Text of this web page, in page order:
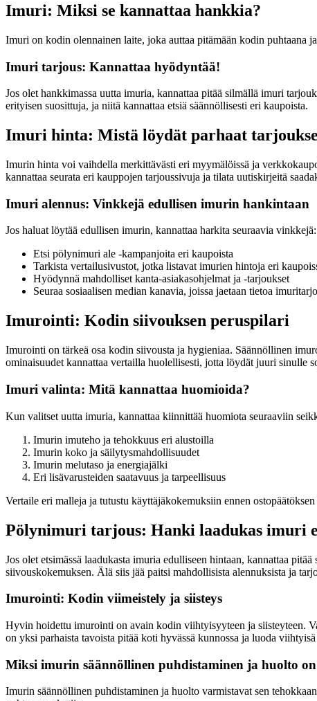
Imuri: Miksi se kannattaa hankkia?
Imuri on kodin olennainen laite, joka auttaa pitämään kodin puhtaana
Imuri tarjous: Kannattaa hyödyntää!
Jos olet hankkimassa uutta imuria, kannattaa pitää silmällä imuri
erityisen suosittuja, ja niitä kannattaa etsiä säännöllisesti eri kaupoista.
Imuri hinta: Mistä löydät parhaat
Imurin hinta voi vaihdella merkittävästi eri myymälöissä ja
kannattaa seurata eri kauppojen tarjoussivuja ja tilata uutiskirjeitä
Imuri alennus: Vinkkejä edullisen imurin hankintaan
Jos haluat löytää edullisen imurin, kannattaa harkita seuraavia vinkkejä:
Etsi pölynimuri ale -kampanjoita eri kaupoista
Tarkista vertailusivustot, jotka listavat imurien hintoja eri
Hyödynnä mahdolliset kanta-asiakasohjelmat ja -tarjoukset
Seuraa sosiaalisen median kanavia, joissa jaetaan tietoa
Imurointi: Kodin siivouksen peruspilari
Imurointi on tärkeä osa kodin siivousta ja hygieniaa. Säännöllinen
ominaisuudet kannattaa vertailla huolellisesti, jotta löydät juuri sinulle
Imuri valinta: Mitä kannattaa huomioida?
Kun valitset uutta imuria, kannattaa kiinnittää huomiota seuraaviin
Imurin imuteho ja tehokkuus eri alustoilla
Imurin koko ja säilytysmahdollisuudet
Imurin melutaso ja energiajälki
Eri lisävarusteiden saatavuus ja tarpeellisuus
Vertaile eri malleja ja tutustu käyttäjäkokemuksiin ennen ostopäätöksen
Pölynimuri tarjous: Hanki laadukas imuri
Jos olet etsimässä laadukasta imuria edulliseen hintaan, kannattaa
siivouskokemuksen. Älä siis jää paitsi mahdollisista alennuksista ja
Imurointi: Kodin viimeistely ja siisteys
Hyvin hoidettu imurointi on avain kodin viihtyisyyteen ja siisteyteen.
on yksi parhaista tavoista pitää koti hyvässä kunnossa ja luoda
Miksi imurin säännöllinen puhdistaminen ja huolto
Imurin säännöllinen puhdistaminen ja huolto varmistavat sen